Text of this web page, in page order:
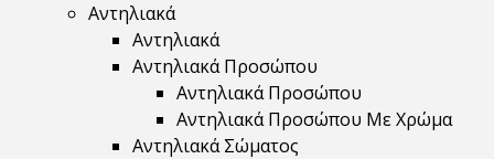
Αντηλιακά
Αντηλιακά
Αντηλιακά Προσώπου
Αντηλιακά Προσώπου
Αντηλιακά Προσώπου Με Χρώμα
Αντηλιακά Σώματος